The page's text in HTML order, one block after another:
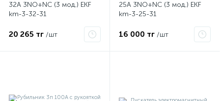
32А 3NО+NC (3 мод.) EKF
km-3-32-31
20 265 тг /шт
25А 3NО+NC (3 мод.) EKF
km-3-25-31
16 000 тг /шт